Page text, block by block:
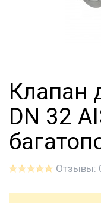
Клапан
DN 32
Отзывы: